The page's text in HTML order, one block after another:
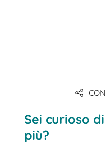
Sei curioso
più?